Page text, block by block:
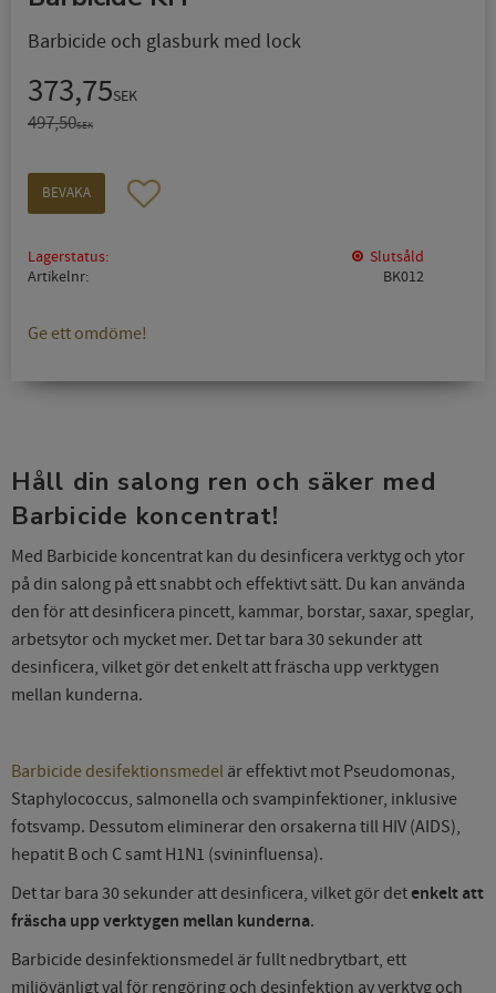
Barbicide och glasburk med lock
Nedsatt pris:
373,75SEK
Ordinarie pris:
497,50SEK
Lägg till i favoriter
BEVAKA
Lagerstatus
Slutsåld
Artikelnr
BK012
Ge ett omdöme!
Håll din salong ren och säker med
Barbicide koncentrat!
Med Barbicide koncentrat kan du desinficera verktyg och ytor
på din salong på ett snabbt och effektivt sätt. Du kan använda
den för att desinficera pincett, kammar, borstar, saxar, speglar,
arbetsytor och mycket mer. Det tar bara 30 sekunder att
desinficera, vilket gör det enkelt att fräscha upp verktygen
mellan kunderna.
Barbicide desifektionsmedel är effektivt mot Pseudomonas,
Staphylococcus, salmonella och svampinfektioner, inklusive
fotsvamp. Dessutom eliminerar den orsakerna till HIV (AIDS),
hepatit B och C samt H1N1 (svininfluensa).
Det tar bara 30 sekunder att desinficera, vilket gör detenkelt att
fräscha upp verktygen mellan kunderna.
Barbicide desinfektionsmedel är fullt nedbrytbart, ett
miljövänligt val för rengöring och desinfektion av verktyg och